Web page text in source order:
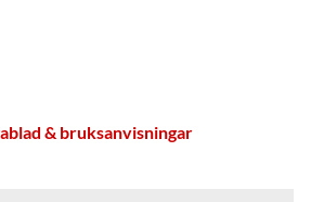
& bruksanvisningar